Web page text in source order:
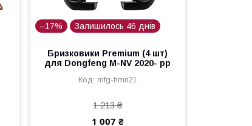
–17% Залишилось 46 днів
Бризковики Premium (4 шт)
для Dongfeng M-NV 2020- рр
mfg-hmn21
1 213 ₴
1 007 ₴